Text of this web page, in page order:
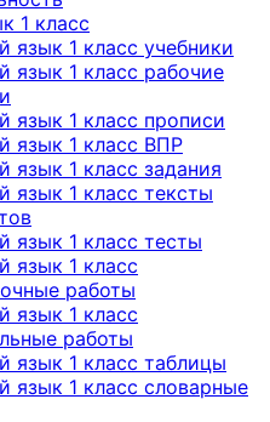
1 класс
язык 1 класс учебники
язык 1 класс рабочие
язык 1 класс прописи
язык 1 класс ВПР
язык 1 класс задания
язык 1 класс тексты
язык 1 класс тесты
язык 1 класс
работы
язык 1 класс
работы
язык 1 класс таблицы
язык 1 класс словарные